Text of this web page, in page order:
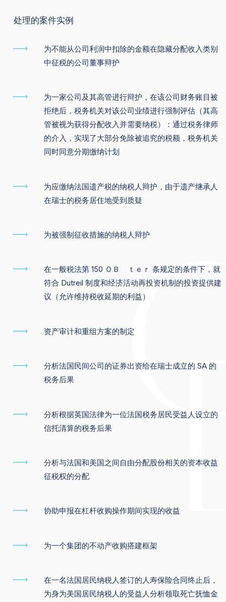
处理的案件实例
为不能从公司利润中扣除的金额在隐藏分配收入类别
中征税的公司董事辩护
为一家公司及其高管进行辩护，在该公司财务账目被
拒绝后，税务机关对该公司业绩进行强制评估（其高
管被视为获得分配收入并需要纳税）：通过税务律师
的介入，实现了大部分免除被追究的税额，税务机关
同时同意分期缴纳计划
为应缴纳法国遗产税的纳税人辩护，由于遗产继承人
在瑞士的税务居住地受到质疑
为被强制征收措施的纳税人辩护
在一般税法第 150 ＯＢ ｔｅｒ 条规定的条件下，就
符合 Dutreil 制度和经济活动再投资机制的投资提供建
议（允许维持税收延期的利益）
资产审计和重组方案的制定
分析法国民间公司的证券出资给在瑞士成立的 SA 的
税务后果
分析根据英国法律为一位法国税务居民受益人设立的
信托清算的税务后果
分析与法国和美国之间自由分配股份相关的资本收益
征税权的分配
协助申报在杠杆收购操作期间实现的收益
为一个集团的不动产收购搭建框架
在一名法国居民纳税人签订的人寿保险合同终止后，
为身为美国居民纳税人的受益人分析领取死亡抚恤金